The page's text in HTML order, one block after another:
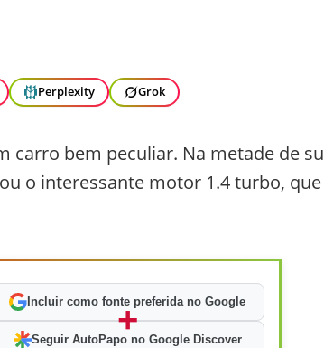
Perplexity Grok
carro bem peculiar. Na metade de
o interessante motor 1.4 turbo, que
Incluir como fonte preferida no Google
+
Seguir AutoPapo no Google Discover